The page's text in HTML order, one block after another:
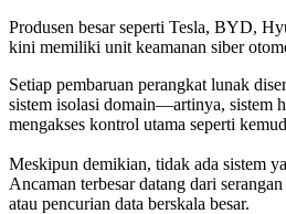
Produsen besar seperti Tesla, BYD,
kini memiliki unit keamanan siber
Setiap pembaruan perangkat lunak
sistem isolasi domain—artinya, sistem
mengakses kontrol utama seperti
Meskipun demikian, tidak ada sistem
Ancaman terbesar datang dari
atau pencurian data berskala besar.